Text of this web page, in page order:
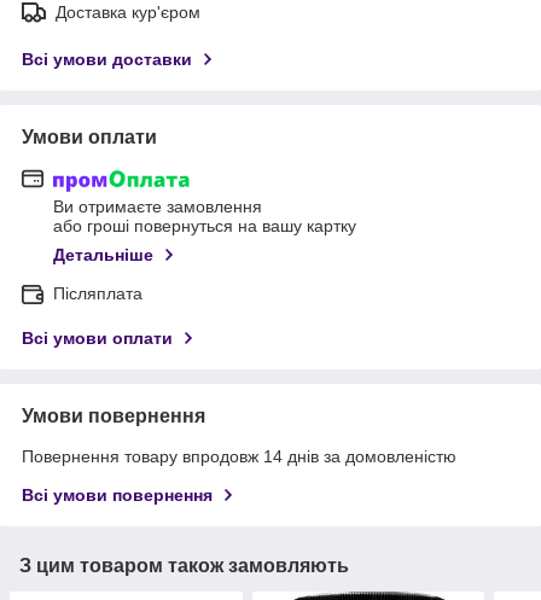
Доставка кур'єром
Всі умови доставки
Умови оплати
Ви отримаєте замовлення
або гроші повернуться на вашу картку
Детальніше
Післяплата
Всі умови оплати
Умови повернення
Повернення товару впродовж 14 днів за домовленістю
Всі умови повернення
З цим товаром також замовляють